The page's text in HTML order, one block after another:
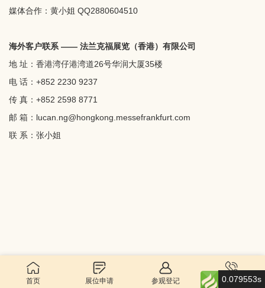
媒体合作：黄小姐 QQ2880604510
海外客户联系 —— 法兰克福展览（香港）有限公司
地 址：香港湾仔港湾道26号华润大厦35楼
电 话：+852 2230 9237
传 真：+852 2598 8771
邮 箱： lucan.ng@hongkong.messefrankfurt.com
联 系：张小姐
首页 展位申请 参观登记 联系我们
0.079553s